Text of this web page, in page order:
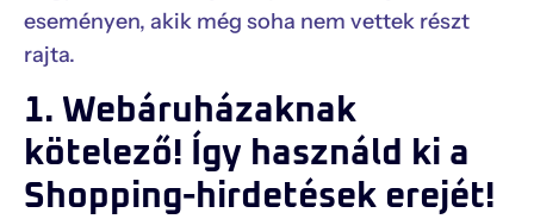
eseményen, akik még soha nem vettek részt
rajta.
1. Webáruházaknak
kötelező! Így használd ki a
Shopping-hirdetések erejét!